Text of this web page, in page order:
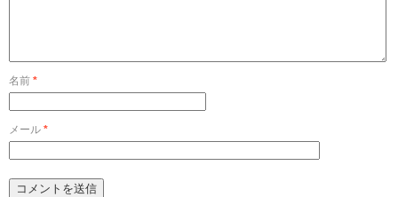
名前 *
メール *